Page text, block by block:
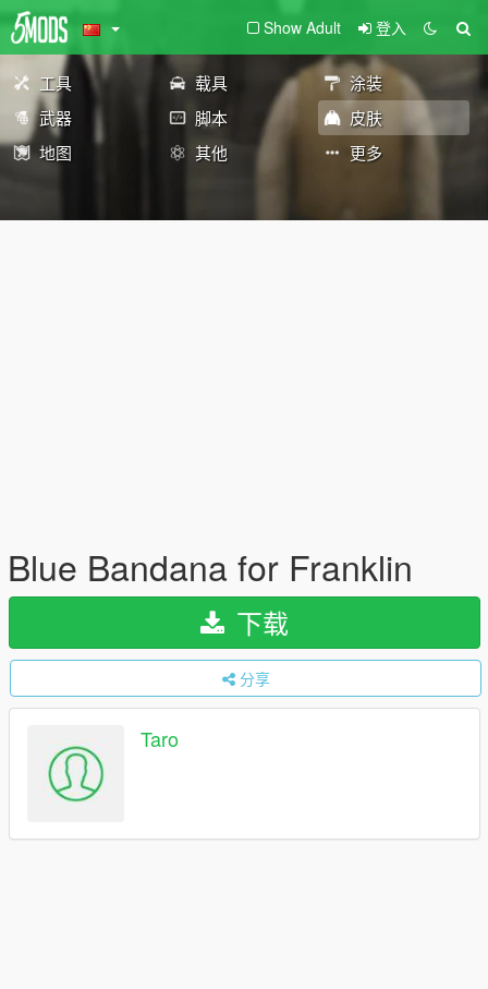
Show Adult 登入
工具 载具
涂装
武器
脚本
皮肤
地图
其他 更多
Blue Bandana for Franklin
下载
分享
Taro